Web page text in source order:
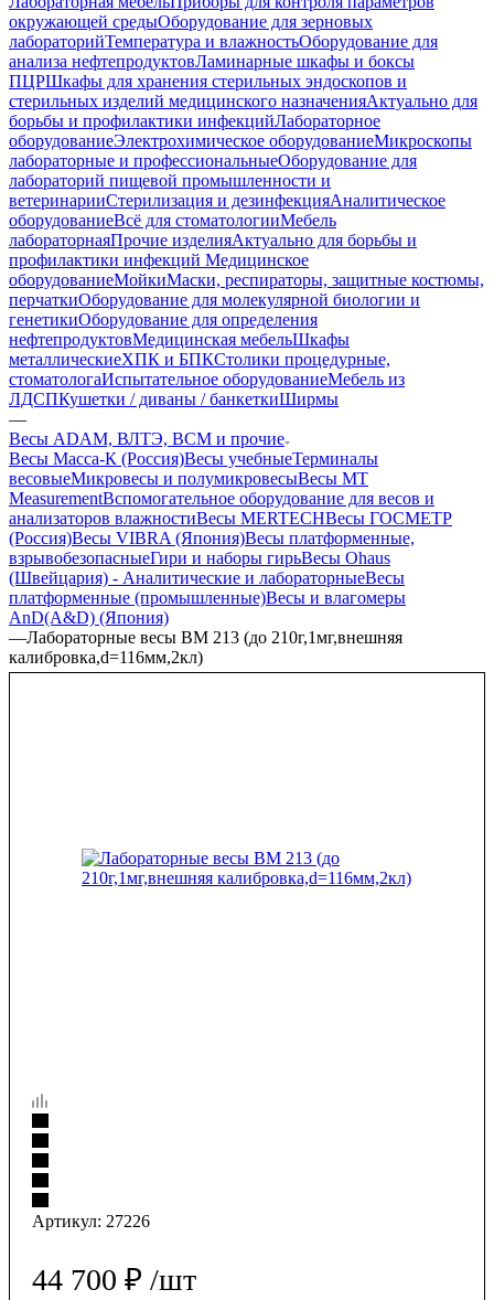
окружающей средыОборудование для зерновых
лабораторийТемпература и влажностьОборудование для
анализа нефтепродуктовЛаминарные шкафы и боксы
ПЦРШкафы для хранения стерильных эндоскопов и
стерильных изделий медицинского назначенияАктуально для
борьбы и профилактики инфекцийЛабораторное
оборудованиеЭлектрохимическое оборудованиеМикроскопы
лабораторные и профессиональныеОборудование для
лабораторий пищевой промышленности и
ветеринарииСтерилизация и дезинфекцияАналитическое
оборудованиеВсё для стоматологииМебель
лабораторнаяПрочие изделияАктуально для борьбы и
профилактики инфекций Медицинское
оборудованиеМойкиМаски, респираторы, защитные костюмы,
перчаткиОборудование для молекулярной биологии и
генетикиОборудование для определения
нефтепродуктовМедицинская мебельШкафы
металлическиеХПК и БПКСтолики процедурные,
стоматологаИспытательное оборудованиеМебель из
ЛДСПКушетки / диваны / банкеткиШирмы
—
Весы ADAM, ВЛТЭ, BCM и прочие
Весы Масса-К (Россия)Весы учебныеТерминалы
весовыеМикровесы и полумикровесыВесы MT
MeasurementВспомогательное оборудование для весов и
анализаторов влажностиВесы MERTECHВесы ГОСМЕТР
(Россия)Весы VIBRA (Япония)Весы платформенные,
взрывобезопасныеГири и наборы гирьВесы Ohaus
(Швейцария) - Аналитические и лабораторныеВесы
платформенные (промышленные)Весы и влагомеры
AnD(A&D) (Япония)
—Лабораторные весы ВМ 213 (до 210г,1мг,внешняя
калибровка,d=116мм,2кл)
Артикул: 27226
44 700 ₽ /шт